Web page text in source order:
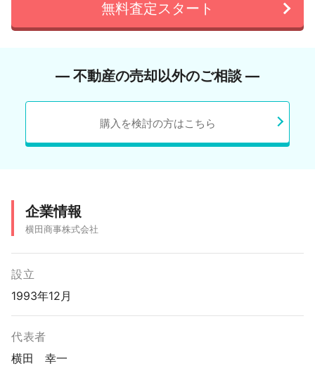
無料査定スタート
― 不動産の売却以外のご相談 ―
購入を検討の方はこちら
企業情報
横田商事株式会社
設立
1993年12月
代表者
横田 幸一